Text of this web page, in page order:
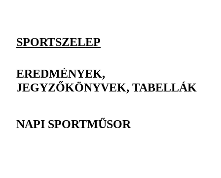
SPORTSZELEP
EREDMÉNYEK,
JEGYZŐKÖNYVEK, TABELLÁK
NAPI SPORTMŰSOR